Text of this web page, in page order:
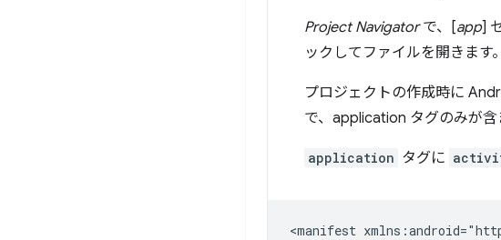
Project Navigatorで、[app]
ックしてファイルを開きます。
プロジェクトの作成時に
で、application タグのみが含
application タグに
<manifest